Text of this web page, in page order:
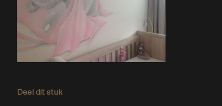
Deel dit stuk